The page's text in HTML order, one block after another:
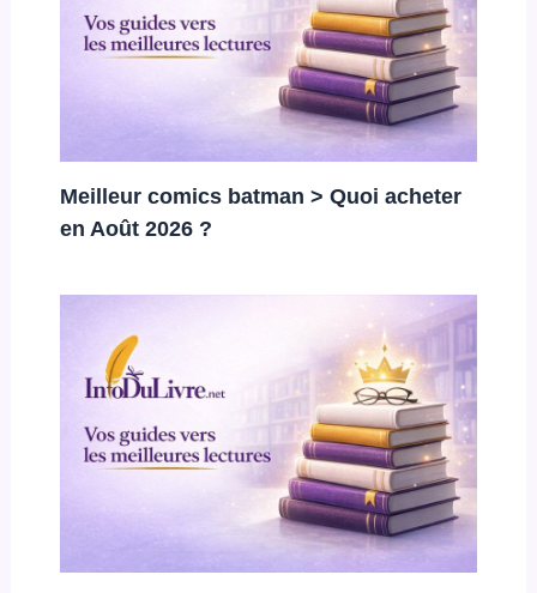
Meilleur comics batman > Quoi acheter
en Août 2026 ?